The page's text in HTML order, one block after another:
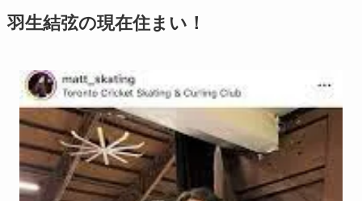
羽生結弦の現在住まい！